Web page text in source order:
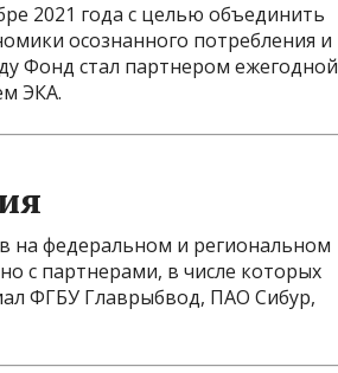
2021 года с целью объединить
осознанного потребления и
Фонд стал партнером ежегодной
ЭКА.
на федеральном и региональном
с партнерами, в числе которых
ФГБУ Главрыбвод, ПАО Сибур,